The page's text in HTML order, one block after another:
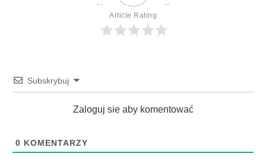
Article Rating
Subskrybuj
Zaloguj sie aby komentować
0 KOMENTARZY